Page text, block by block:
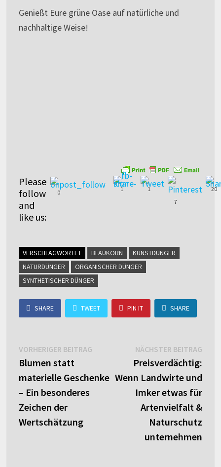
Genießt Eure grüne Oase auf natürliche und
nachhaltige Weise!
Please
follow
and
like us:
0 1
1
7
20
VERSCHLAGWORTET BLAUKORN
KUNSTDÜNGER
NATURDÜNGER
ORGANISCHER DÜNGER
SYNTHETISCHER DÜNGER
SHARE TWEET PIN IT SHARE
Beitragsnavigation
VORHERIGER BEITRAGVorheriger
Blumen statt
materielle Geschenke
– Ein besonderes
Zeichen der
Wertschätzung
NÄCHSTER BEITRAG
Preisverdächtig:
Wenn Landwirte und
Imker etwas für
Artenvielfalt &
Naturschutz
unternehmen